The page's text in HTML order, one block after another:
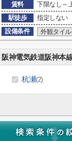
賃料
下限なし～
駅徒歩
指定しない
設備条件
外観タイ
阪神電気鉄道阪神本
杭瀬(2)